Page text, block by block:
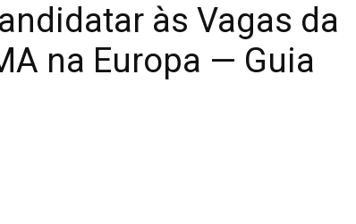
às Vagas da
na Europa — Guia